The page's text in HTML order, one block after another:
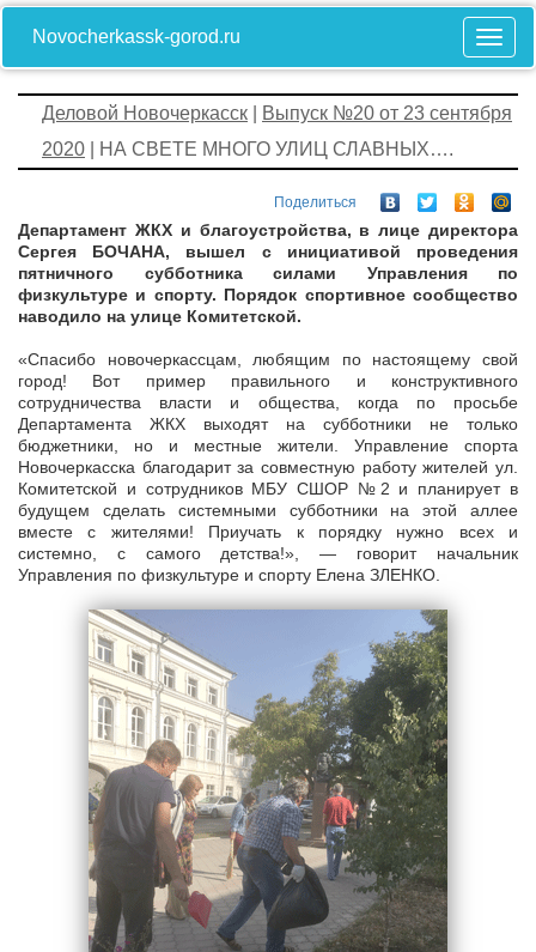
Novocherkassk-gorod.ru
Деловой Новочеркасск
Выпуск №20 от 23 сентября
2020 | НА СВЕТЕ МНОГО УЛИЦ СЛАВНЫХ….
Поделиться
Департамент ЖКХ и благоустройства, в лице директора
Сергея БОЧАНА, вышел с инициативой проведения
пятничного субботника силами Управления по
физкультуре и спорту. Порядок спортивное сообщество
наводило на улице Комитетской.
«Спасибо новочеркассцам, любящим по настоящему свой
город! Вот пример правильного и конструктивного
сотрудничества власти и общества, когда по просьбе
Департамента ЖКХ выходят на субботники не только
бюджетники, но и местные жители. Управление спорта
Новочеркасска благодарит за совместную работу жителей ул.
Комитетской и сотрудников МБУ СШОР №2 и планирует в
будущем сделать системными субботники на этой аллее
вместе с жителями! Приучать к порядку нужно всех и
системно, с самого детства!», — говорит начальник
Управления по физкультуре и спорту Елена ЗЛЕНКО.